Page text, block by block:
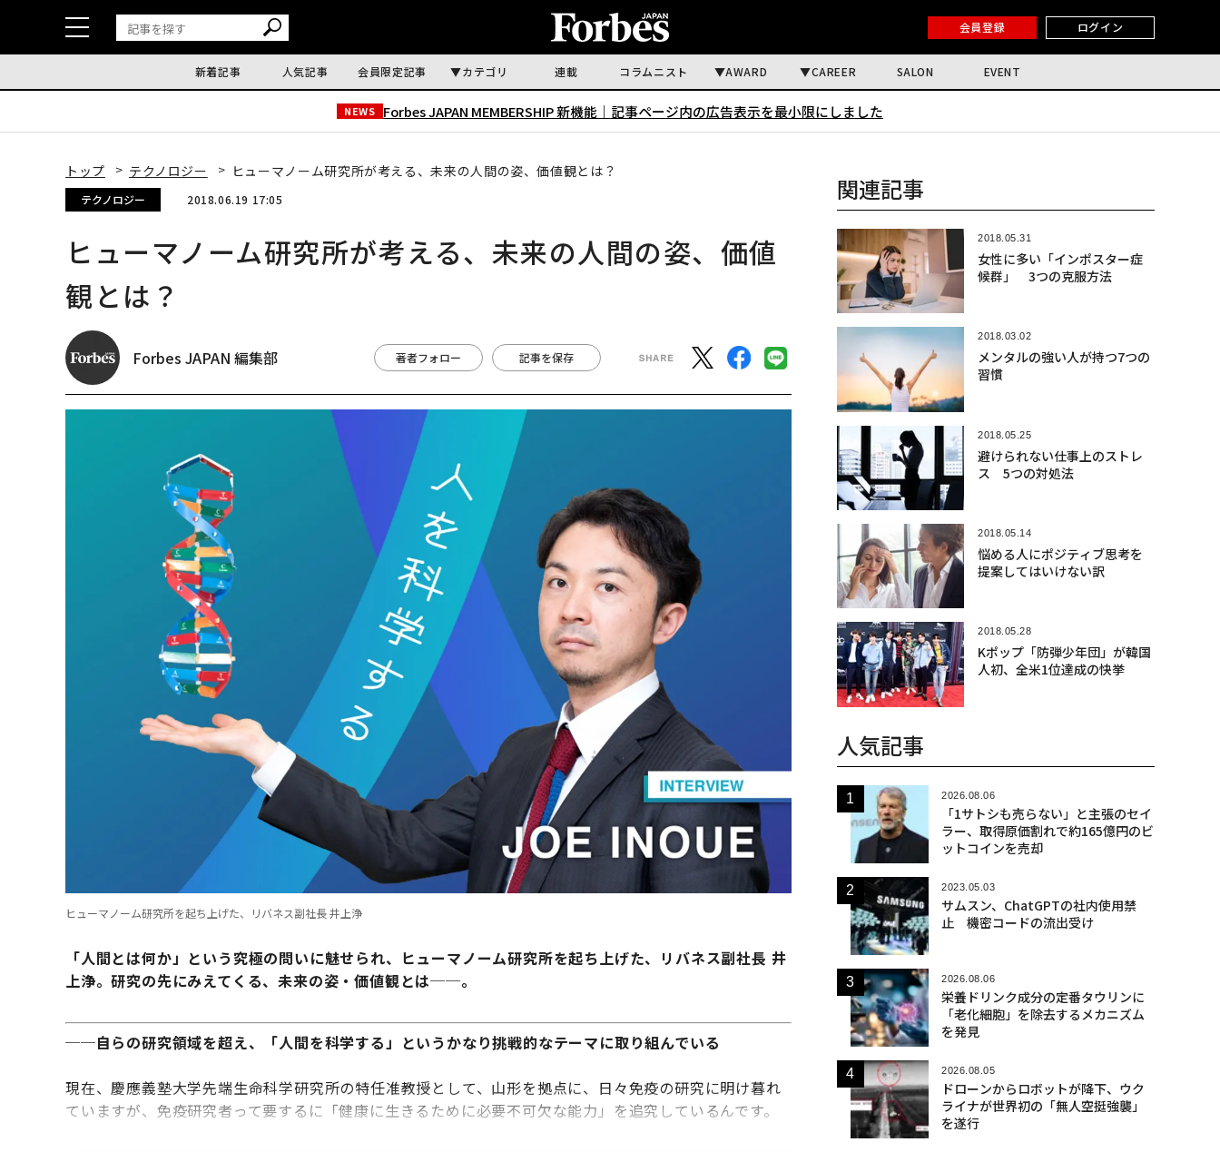
会員登録 ログイン
新着記事 人気記事 会員限定記事 カテゴリ 連載 コラムニスト AWARD CAREER SALON EVENT
NEWS Forbes JAPAN MEMBERSHIP 新機能｜ 記事ページ内の広告表示を最小限にしました
トップ テクノロジー ヒューマノーム研究所が考える、未来の人間の姿、価値観とは？
テクノロジー 2018.06.19 17:05
ヒューマノーム研究所が考える、未来の人間の姿、価値
観とは？
Forbes JAPAN 編集部 著者フォロー 記事を保存
ヒューマノーム研究所を起ち上げた、リバネス副社長 井上浄
「人間とは何か」という究極の問いに魅せられ、ヒューマノーム研究所を起ち上げた、リバネス副社長 井
上浄。研究の先にみえてくる、未来の姿・価値観とは──。
──自らの研究領域を超え、「人間を科学する」というかなり挑戦的なテーマに取り組んでいる
現在、慶應義塾大学先端生命科学研究所の特任准教授として、山形を拠点に、日々免疫の研究に明け暮れ
ていますが、免疫研究者って要するに「健康に生きるために必要不可欠な能力」を追究しているんです。
関連記事
2018.05.31
女性に多い「インポスター症
候群」 3つの克服方法
2018.03.02
メンタルの強い人が持つ7つの
習慣
2018.05.25
避けられない仕事上のストレ
ス 5つの対処法
2018.05.14
悩める人にポジティブ思考を
提案してはいけない訳
2018.05.28
Kポップ「防弾少年団」が韓国
人初、全米1位達成の快挙
人気記事
2026.08.06
「1サトシも売らない」と主張のセイ
ラー、取得原価割れで約165億円のビ
ットコインを売却
2023.05.03
サムスン、ChatGPTの社内使用禁
止 機密コードの流出受け
2026.08.06
栄養ドリンク成分の定番タウリンに
「老化細胞」を除去するメカニズム
を発見
2026.08.05
ドローンからロボットが降下、ウク
ライナが世界初の「無人空挺強襲」
を遂行